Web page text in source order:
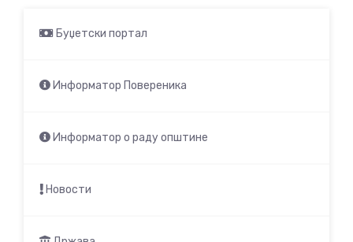
Буџетски портал
Информатор Повереника
Информатор о раду општине
Новости